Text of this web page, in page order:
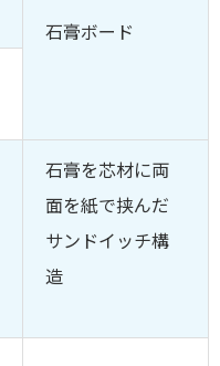
石膏ボード
石膏を芯材に両
面を紙で挟んだ
サンドイッチ構
造